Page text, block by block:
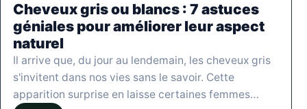
Cheveux gris ou blancs : 7 astuces
géniales pour améliorer leur aspect
naturel
Il arrive que, du jour au lendemain, les cheveux gris
s'invitent dans nos vies sans le savoir. Cette
apparition surprise en laisse certaines femmes…